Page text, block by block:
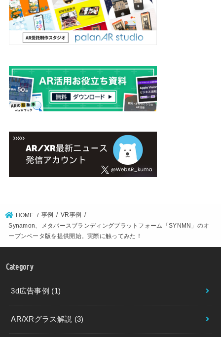
HOME 事例
VR事例
Synamon、メタバースブランディングプラットフォーム「SYNMN」のオ
ープンベータ版を提供開始。実際に触ってみた！
Category
3d広告事例 (1)
AR/XRグラス解説 (3)